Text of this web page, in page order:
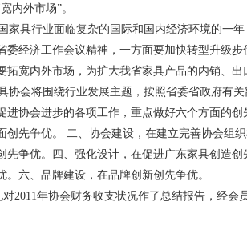
内外市场”。
具行业面临复杂的国际和国内经济环境的一
委经济工作会议精神，一方面要加快转型升级步
宽内外市场，为扩大我省家具产品的内销、出
会将围绕行业发展主题，按照省委省政府有关
进协会进步的各项工作，重点做好六个方面的创
先争优。 二、协会建设，在建立完善协会组织
先争优。四、强化设计，在促进广东家具创造创
六、品牌建设，在品牌创新创先争优。
2011年协会财务收支状况作了总结报告，经会